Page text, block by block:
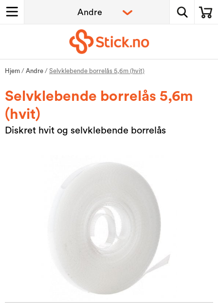
Hjem / Andre / Selvklebende borrelås 5,6m (hvit)
Selvklebende borrelås 5,6m
(hvit)
Diskret hvit og selvklebende borrelås